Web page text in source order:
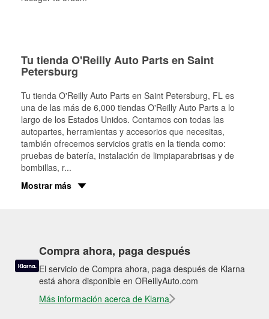
Tu tienda O'Reilly Auto Parts en Saint
Petersburg
Tu tienda O'Reilly Auto Parts en Saint Petersburg, FL es
una de las más de 6,000 tiendas O'Reilly Auto Parts a lo
largo de los Estados Unidos. Contamos con todas las
autopartes, herramientas y accesorios que necesitas,
también ofrecemos servicios gratis en la tienda como:
pruebas de batería, instalación de limpiaparabrisas y de
bombillas, r...
Mostrar más
Compra ahora, paga después
El servicio de Compra ahora, paga después de Klarna
está ahora disponible en OReillyAuto.com
Más información acerca de Klarna